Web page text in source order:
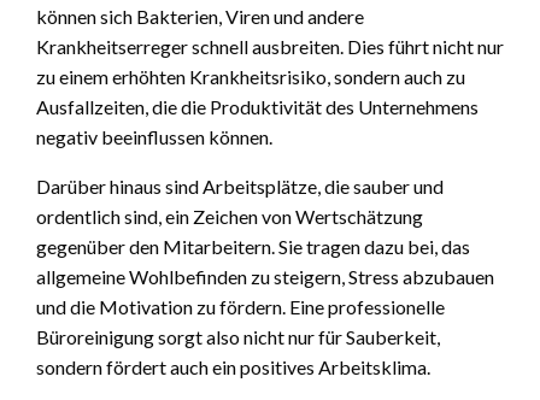
können sich Bakterien, Viren und andere
Krankheitserreger schnell ausbreiten. Dies führt nicht nur
zu einem erhöhten Krankheitsrisiko, sondern auch zu
Ausfallzeiten, die die Produktivität des Unternehmens
negativ beeinflussen können.
Darüber hinaus sind Arbeitsplätze, die sauber und
ordentlich sind, ein Zeichen von Wertschätzung
gegenüber den Mitarbeitern. Sie tragen dazu bei, das
allgemeine Wohlbefinden zu steigern, Stress abzubauen
und die Motivation zu fördern. Eine professionelle
Büroreinigung sorgt also nicht nur für Sauberkeit,
sondern fördert auch ein positives Arbeitsklima.